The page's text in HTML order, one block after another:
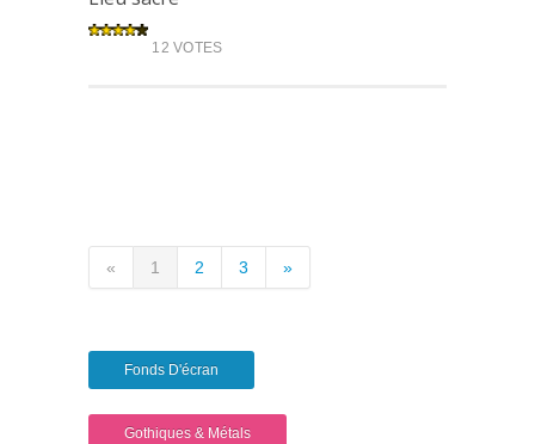
12 VOTES
« 1 2 3 »
Fonds D'écran
Gothiques & Métals